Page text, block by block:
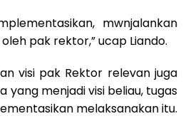
mwnjalankan
pak rektor,” ucap Liando.
visi pak Rektor relevan juga
yang menjadi visi beliau, tugas
melaksanakan itu.